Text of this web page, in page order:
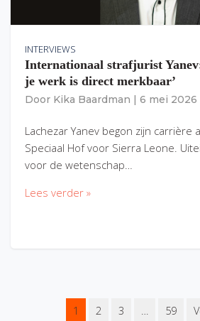
INTERVIEWS
Internationaal strafjurist
je werk is direct merkbaar’
Door Kika Baardman 6 mei 2026
Lachezar Yanev begon zijn carrière
Speciaal Hof voor Sierra Leone.
voor de wetenschap…
Lees verder »
1 2 3 … 59